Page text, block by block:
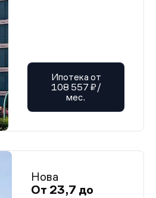
Ипотека от
108 557 ₽/
мес.
Нова
От 23,7 до